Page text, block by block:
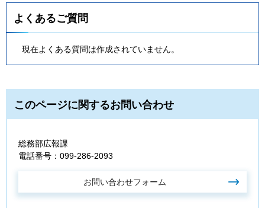
よくあるご質問
現在よくある質問は作成されていません。
このページに関するお問い合わせ
総務部広報課
電話番号：099-286-2093